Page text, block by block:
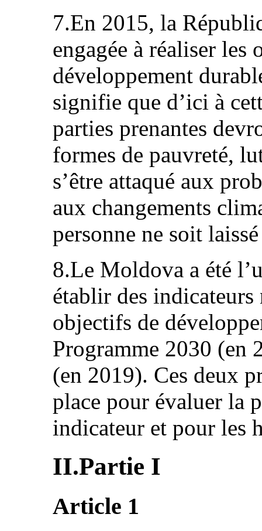
7.En 2015, la
engagée à réaliser
développement
signifie que d’ici à
parties prenantes
formes de pauvreté,
s’être attaqué aux
aux changements
personne ne soit
8.Le Moldova a été
établir des
objectifs de
Programme 2030 (en
(en 2019). Ces deux
place pour évaluer la
indicateur et pour les
II.Partie I
Article 1